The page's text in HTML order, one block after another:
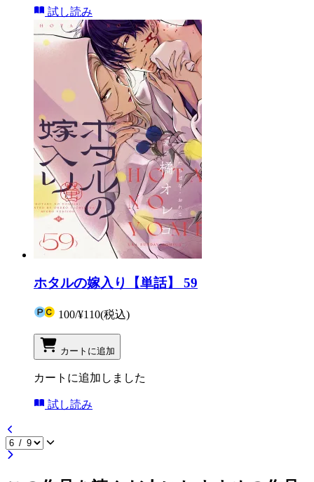
試し読み
ホタルの嫁入り【単話】 59
100/¥110(税込)
カートに追加
カートに追加しました
試し読み